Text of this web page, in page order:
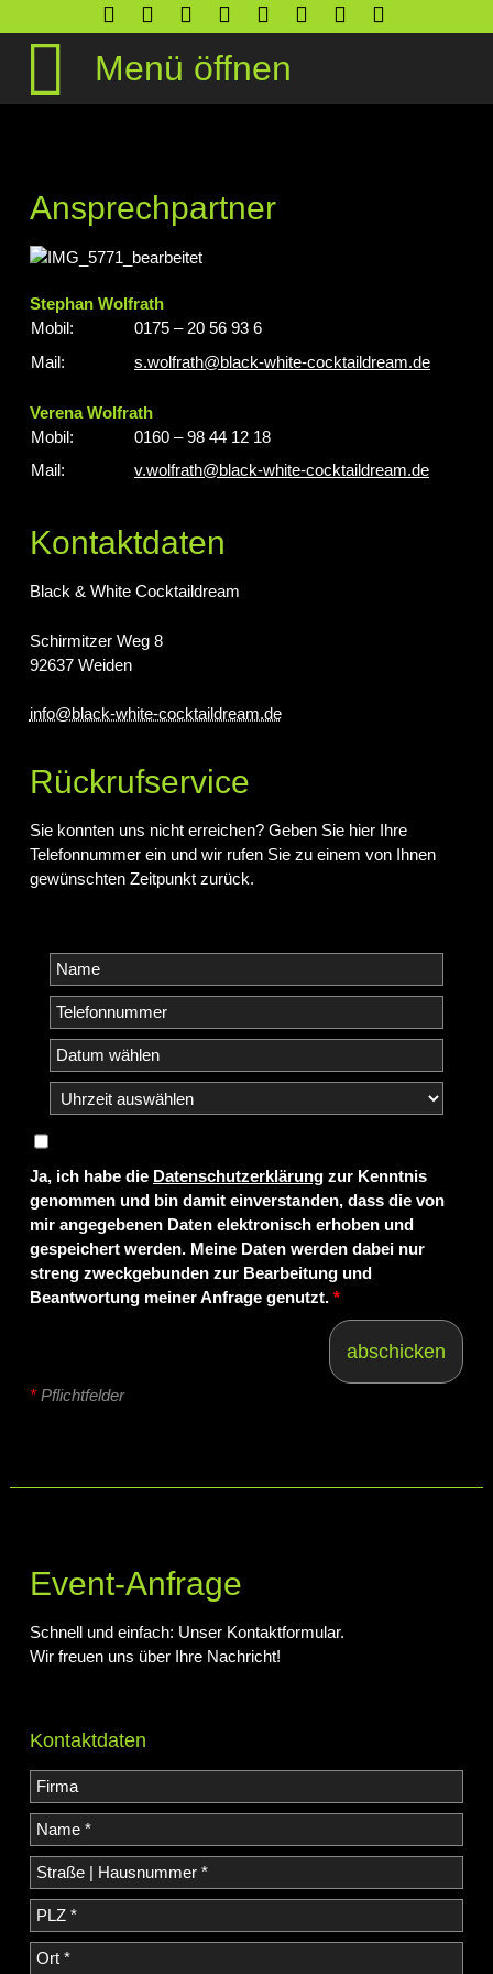
Menü öffnen
Ansprechpartner
Stephan Wolfrath
Mobil:
0175 – 20 56 93 6
Mail:
s.wolfrath@black-white-cocktaildream.de
Verena Wolfrath
Mobil:
0160 – 98 44 12 18
Mail:
v.wolfrath@black-white-cocktaildream.de
Kontaktdaten
Black & White Cocktaildream
Schirmitzer Weg 8
92637 Weiden
info@black-white-cocktaildream.de
Rückrufservice
Sie konnten uns nicht erreichen? Geben Sie hier Ihre
Telefonnummer ein und wir rufen Sie zu einem von Ihnen
gewünschten Zeitpunkt zurück.
Ja, ich habe die Datenschutzerklärungzur Kenntnis
genommen und bin damit einverstanden, dass die von
mir angegebenen Daten elektronisch erhoben und
gespeichert werden. Meine Daten werden dabei nur
streng zweckgebunden zur Bearbeitung und
Beantwortung meiner Anfrage genutzt. *
abschicken
*Pflichtfelder
Event-Anfrage
Schnell und einfach: Unser Kontaktformular.
Wir freuen uns über Ihre Nachricht!
Kontaktdaten